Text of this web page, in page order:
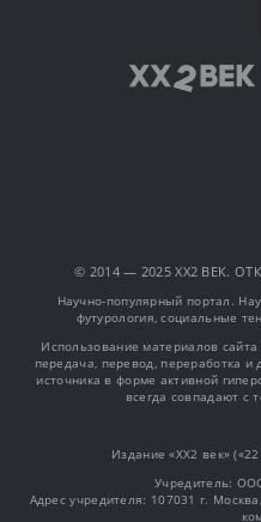
© 2014 — 2025 XX2 ВЕК.
Научно-популярный портал.
футурология, социальные
Использование материалов
передача, перевод, переработка и
источника в форме активной
всегда совпадают с
Издание «XX2 век»
Учредитель:
Адрес учредителя: 107031 г.